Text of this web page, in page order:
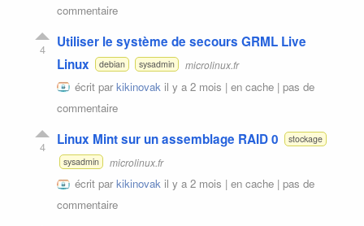
commentaire
4
Utiliser le système de secours GRML Live
Linux
debian sysadmin microlinux.fr
écrit parkikinovak il y a 2 mois | en cache | pas de
commentaire
4 Linux Mint sur un assemblage RAID 0
stockage
sysadmin
microlinux.fr
écrit parkikinovak il y a 2 mois | en cache | pas de
commentaire